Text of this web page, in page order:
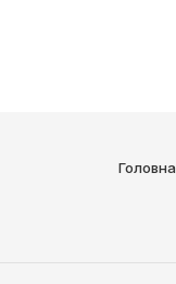
Головна